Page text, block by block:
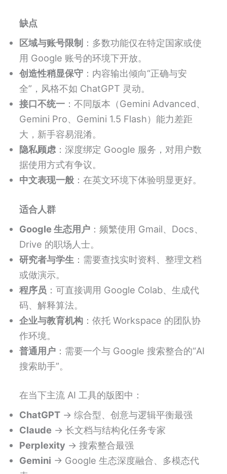
缺点
区域与账号限制 ：多数功能仅在特定国家或使
用 Google 账号的环境下开放。
创造性稍显保守 ：内容输出倾向“正确与安
全”，风格不如 ChatGPT 灵动。
接口不统一 ：不同版本（Gemini Advanced、
Gemini Pro、Gemini 1.5 Flash）能力差距
大，新手容易混淆。
隐私顾虑 ：深度绑定 Google 服务，对用户数
据使用方式有争议。
中文表现一般 ：在英文环境下体验明显更好。
适合人群
Google 生态用户 ：频繁使用 Gmail、Docs、
Drive 的职场人士。
研究者与学生 ：需要查找实时资料、整理文档
或做演示。
程序员 ：可直接调用 Google Colab、生成代
码、解释算法。
企业与教育机构 ：依托 Workspace 的团队协
作环境。
普通用户 ：需要一个与 Google 搜索整合的“AI
搜索助手”。
在当下主流 AI 工具的版图中：
ChatGPT → 综合型、创意与逻辑平衡最强
Claude → 长文档与结构化任务专家
Perplexity → 搜索整合最强
Gemini → Google 生态深度融合、多模态代